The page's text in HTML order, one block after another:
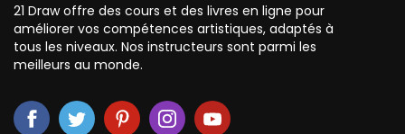
21 Draw offre des cours et des livres en ligne pour
améliorer vos compétences artistiques, adaptés à
tous les niveaux. Nos instructeurs sont parmi les
meilleurs au monde.